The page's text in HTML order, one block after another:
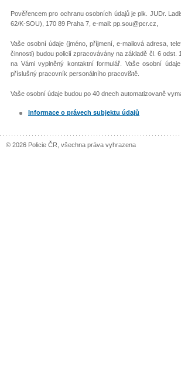
Pověřencem pro ochranu osobních údajů je plk. JUDr.
62/K-SOU), 170 89 Praha 7, e-mail: pp.sou@pcr.cz,
Vaše osobní údaje (jméno, příjmení, e-mailová adresa,
činnosti) budou policií zpracovávány na základě čl. 6
na Vámi vyplněný kontaktní formulář. Vaše osobní
příslušný pracovník personálního pracoviště.
Vaše osobní údaje budou po 40 dnech automatizovaně
Informace o právech subjektu údajů
© 2026 Policie ČR, všechna práva vyhrazena